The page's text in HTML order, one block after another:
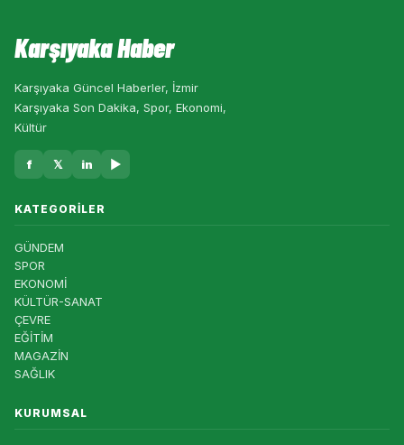
Karşıyaka Haber
Karşıyaka Güncel Haberler, İzmir
Karşıyaka Son Dakika, Spor, Ekonomi,
Kültür
f 𝕏 in ▶
KATEGORILER
GÜNDEM
SPOR
EKONOMİ
KÜLTÜR-SANAT
ÇEVRE
EĞİTİM
MAGAZİN
SAĞLIK
KURUMSAL